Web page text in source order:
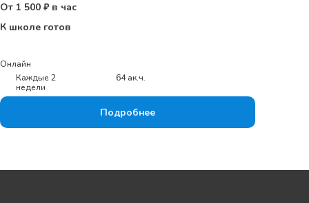
Подробнее
64 ак.ч.
Каждые 2
недели
Онлайн
От 1 500 ₽ в час
К школе готов